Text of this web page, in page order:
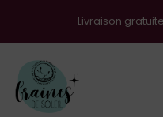
Livraison gratuite